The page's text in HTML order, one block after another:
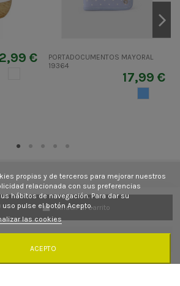
Añadir al carrito
€
PORTADOCUMENTOS MAYORAL
19364
17,99 €
propias y de terceros para mejorar nuestros
relacionada con sus preferencias
hábitos de navegación. Para dar su
pulse el botón Acepto.
las cookies
ACEPTO